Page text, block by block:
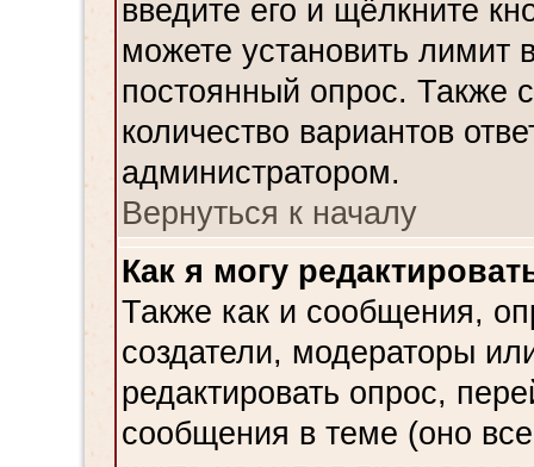
введите его и щёлкните
можете установить лимит
постоянный опрос. Также
количество вариантов
администратором.
Вернуться к началу
Как я могу
Также как и сообщения,
создатели, модераторы
редактировать опрос,
сообщения в теме (оно